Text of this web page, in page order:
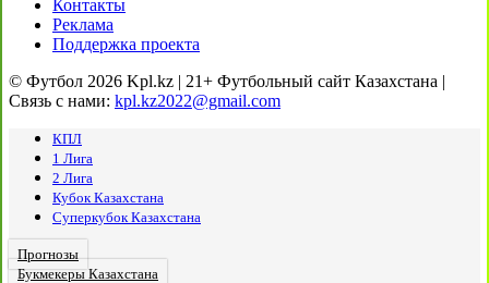
Контакты
Реклама
Поддержка проекта
© Футбол 2026 Kpl.kz | 21+ Футбольный сайт Казахстана |
Связь с нами: kpl.kz2022@gmail.com
КПЛ
1 Лига
2 Лига
Кубок Казахстана
Суперкубок Казахстана
Прогнозы
Букмекеры Казахстана